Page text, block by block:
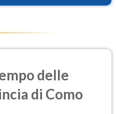
delle
di Como